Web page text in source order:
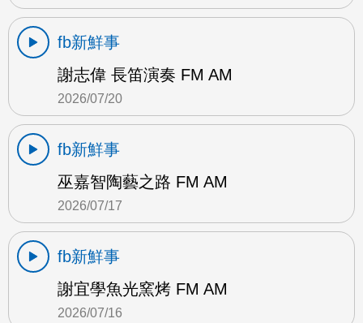
fb新鮮事
謝志偉 長笛演奏 FM AM
2026/07/20
fb新鮮事
巫嘉智陶藝之路 FM AM
2026/07/17
fb新鮮事
謝宜學魚光窯烤 FM AM
2026/07/16